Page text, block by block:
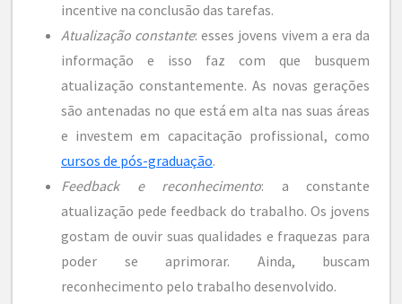
incentive na conclusão das tarefas.
Atualização constante: esses jovens vivem a era da
informação e isso faz com que busquem
atualização constantemente. As novas gerações
são antenadas no que está em alta nas suas áreas
e investem em capacitação profissional, como
cursos de pós-graduação.
Feedback e reconhecimento: a constante
atualização pede feedback do trabalho. Os jovens
gostam de ouvir suas qualidades e fraquezas para
poder se aprimorar. Ainda, buscam
reconhecimento pelo trabalho desenvolvido.